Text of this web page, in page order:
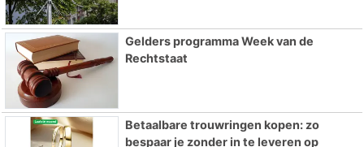
Gelders programma Week van de
Rechtstaat
Betaalbare trouwringen kopen: zo
bespaar je zonder in te leveren op